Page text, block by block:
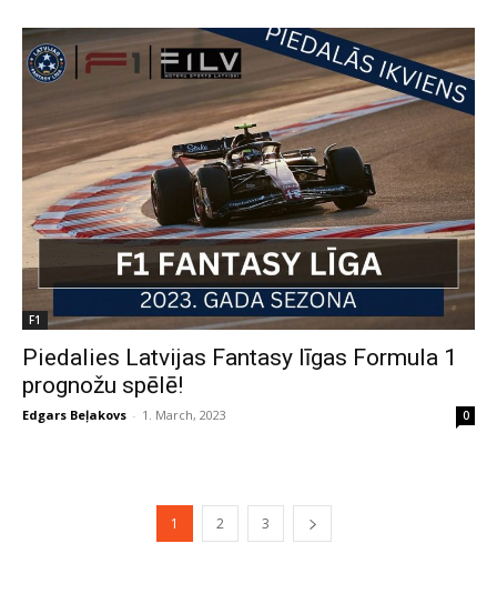
F1
Piedalies Latvijas Fantasy līgas Formula 1
prognožu spēlē!
Edgars Beļakovs - 1. March, 2023 0
1 2 3